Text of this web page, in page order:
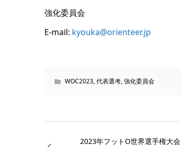
強化委員会
E-mail: kyouka@orienteer.jp
WOC2023,代表選考,強化委員会
2023年フットO世界選手権大会